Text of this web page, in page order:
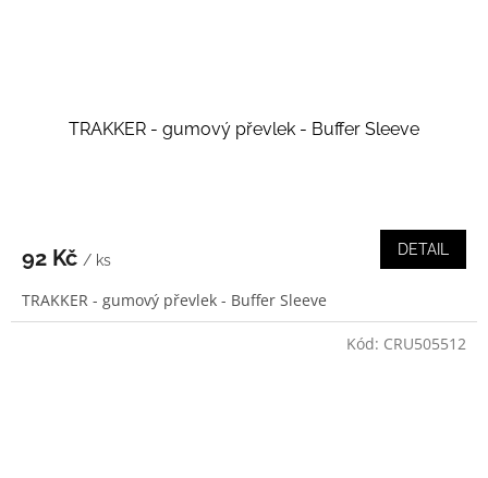
TRAKKER - gumový převlek - Buffer Sleeve
92 Kč / ks
DETAIL
TRAKKER - gumový převlek - Buffer Sleeve
Kód: CRU505512